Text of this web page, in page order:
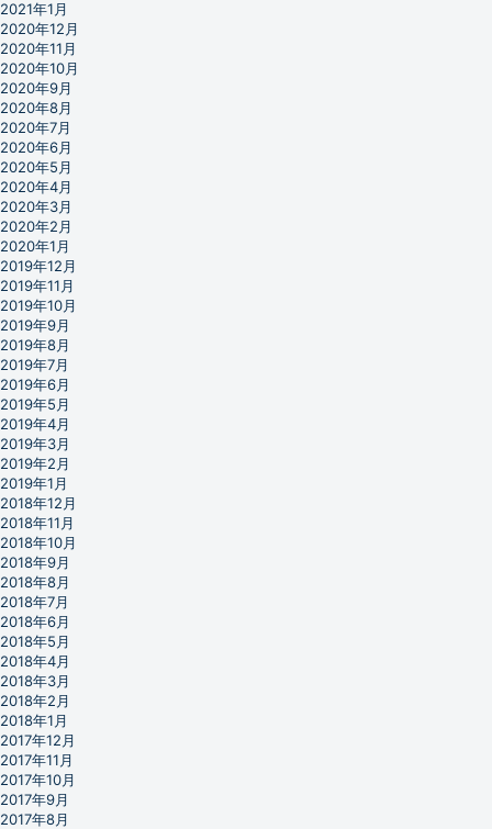
2021年1月
2020年12月
2020年11月
2020年10月
2020年9月
2020年8月
2020年7月
2020年6月
2020年5月
2020年4月
2020年3月
2020年2月
2020年1月
2019年12月
2019年11月
2019年10月
2019年9月
2019年8月
2019年7月
2019年6月
2019年5月
2019年4月
2019年3月
2019年2月
2019年1月
2018年12月
2018年11月
2018年10月
2018年9月
2018年8月
2018年7月
2018年6月
2018年5月
2018年4月
2018年3月
2018年2月
2018年1月
2017年12月
2017年11月
2017年10月
2017年9月
2017年8月